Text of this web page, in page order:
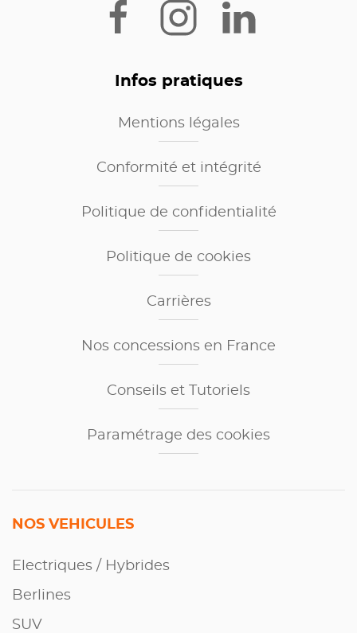
Infos pratiques
Mentions légales
Conformité et intégrité
Politique de confidentialité
Politique de cookies
Carrières
Nos concessions en France
Conseils et Tutoriels
Paramétrage des cookies
NOS VEHICULES
Electriques / Hybrides
Berlines
SUV